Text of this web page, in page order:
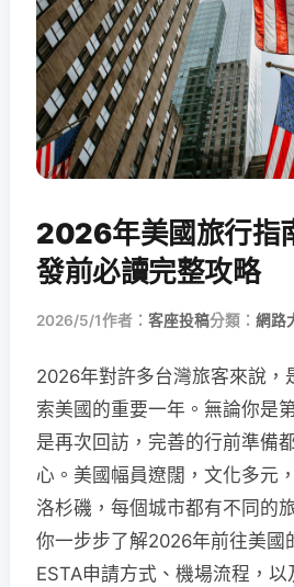
2026年美國旅行指
發前必讀完整攻略
2026/5/1作者： 客座投稿分類： 網路
2026年對許多台灣旅客來說，
索美國的重要一年。無論你是
是再次回訪，完善的行前準備
心。美國幅員遼闊，文化多元
洛杉磯，每個城市都有不同的
你一步步了解2026年前往美國
ESTA申請方式、機場流程，